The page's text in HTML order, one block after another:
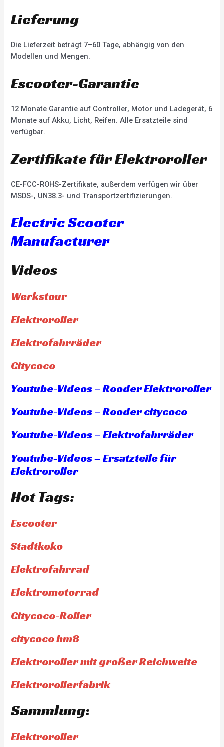
Lieferung
Die Lieferzeit beträgt 7–60 Tage, abhängig von den
Modellen und Mengen.
Escooter-Garantie
12 Monate Garantie auf Controller, Motor und Ladegerät, 6
Monate auf Akku, Licht, Reifen. Alle Ersatzteile sind
verfügbar.
Zertifikate für Elektroroller
CE-FCC-ROHS-Zertifikate, außerdem verfügen wir über
MSDS-, UN38.3- und Transportzertifizierungen.
Electric Scooter
Manufacturer
Videos
Werkstour
Elektroroller
Elektrofahrräder
Citycoco
Youtube-Videos – Rooder Elektroroller
Youtube-Videos – Rooder citycoco
Youtube-Videos – Elektrofahrräder
Youtube-Videos – Ersatzteile für
Elektroroller
Hot Tags:
Escooter
Stadtkoko
Elektrofahrrad
Elektromotorrad
Citycoco-Roller
citycoco hm8
Elektroroller mit großer Reichweite
Elektrorollerfabrik
Sammlung:
Elektroroller